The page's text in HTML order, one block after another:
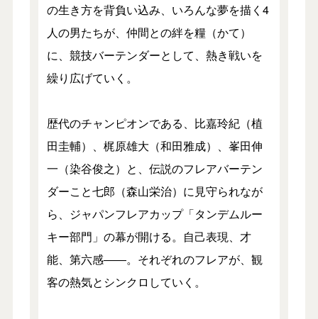
の生き方を背負い込み、いろんな夢を描く4
人の男たちが、仲間との絆を糧（かて）
に、競技バーテンダーとして、熱き戦いを
繰り広げていく。
歴代のチャンピオンである、比嘉玲紀（植
田圭輔）、梶原雄大（和田雅成）、峯田伸
一（染谷俊之）と、伝説のフレアバーテン
ダーこと七郎（森山栄治）に見守られなが
ら、ジャパンフレアカップ「タンデムルー
キー部門」の幕が開ける。自己表現、才
能、第六感――。それぞれのフレアが、観
客の熱気とシンクロしていく。